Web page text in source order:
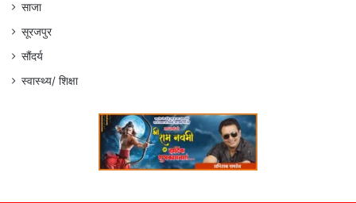
साजा
सूरजपुर
सौंदर्य
स्वास्थ्य/ शिक्षा